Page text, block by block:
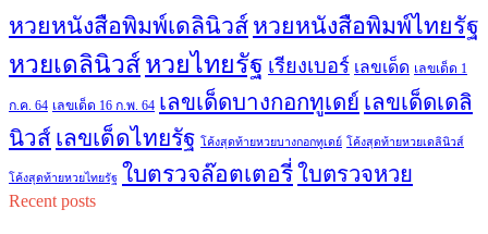
หวยหนังสือพิมพ์เดลินิวส์ หวยหนังสือพิมพ์ไทยรัฐ
หวยเดลินิวส์ หวยไทยรัฐ เรียงเบอร์ เลขเด็ด เลขเด็ด 1
ก.ค. 64 เลขเด็ด 16 ก.พ. 64 เลขเด็ดบางกอกทูเดย์ เลขเด็ดเดลิ
นิวส์ เลขเด็ดไทยรัฐ โค้งสุดท้ายหวยบางกอกทูเดย์ โค้งสุดท้ายหวยเดลินิวส์
โค้งสุดท้ายหวยไทยรัฐ ใบตรวจล๊อตเตอรี่ใบตรวจหวย
Recent posts